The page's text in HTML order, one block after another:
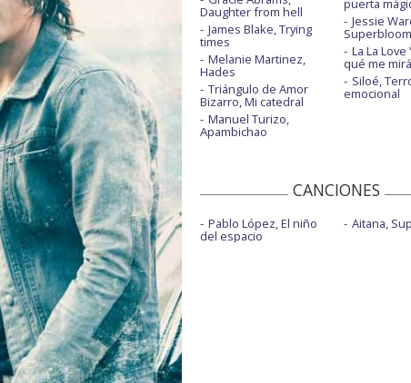
Daughter from hell
James Blake, Trying
times
Melanie Martinez,
Hades
Triángulo de Amor
Bizarro, Mi catedral
Manuel Turizo,
Apambichao
puerta
Jessie
Superbloom
La La Love
qué me
Siloé,
emocional
CANCIONES
Pablo López, El niño
del espacio
Aitana,